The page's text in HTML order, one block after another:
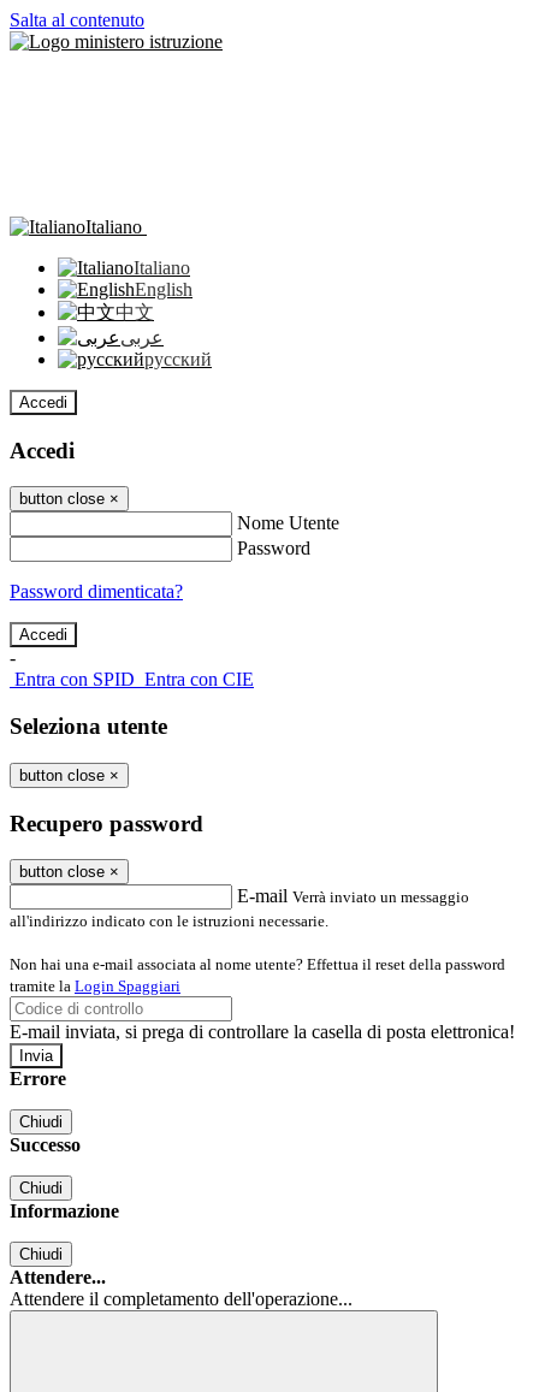
Salta al contenuto
Italiano
Italiano
English
中文
عربى
русский
Accedi
Accedi
button close ×
Nome Utente
Password
Password dimenticata?
-
Entra con SPID Entra con CIE
Seleziona utente
button close ×
Recupero password
button close ×
E-mail Verrà inviato un messaggio
all'indirizzo indicato con le istruzioni necessarie.
Non hai una e-mail associata al nome utente? Effettua il reset della password
tramite la Login Spaggiari
E-mail inviata, si prega di controllare la casella di posta elettronica!
Errore
Chiudi
Successo
Chiudi
Informazione
Chiudi
Attendere...
Attendere il completamento dell'operazione...